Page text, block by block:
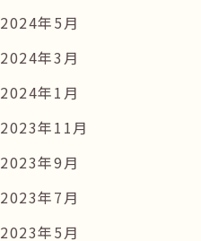
2024年5月
2024年3月
2024年1月
2023年11月
2023年9月
2023年7月
2023年5月